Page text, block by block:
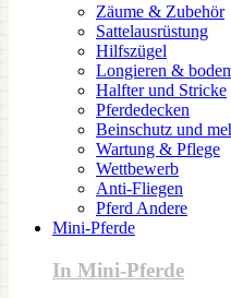
Zäume & Zubehör
Sattelausrüstung
Hilfszügel
Longieren &
Halfter und Stricke
Pferdedecken
Beinschutz und
Wartung & Pflege
Wettbewerb
Anti-Fliegen
Pferd Andere
Mini-Pferde
In Mini-Pferde